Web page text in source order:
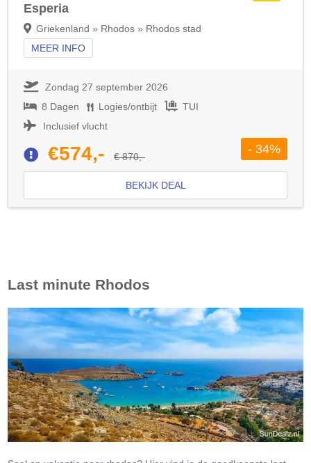
Esperia
Griekenland » Rhodos » Rhodos stad
MEER INFO
Zondag 27 september 2026
8 Dagen
Logies/ontbijt
TUI
Inclusief vlucht
€574,- € 870,-
- 34%
BEKIJK DEAL
Last minute Rhodos